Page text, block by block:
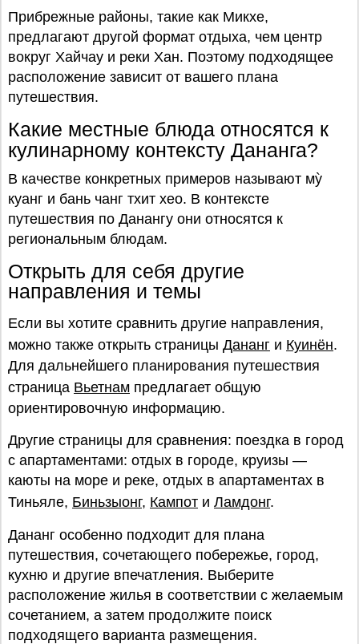
Прибрежные районы, такие как Микхе,
предлагают другой формат отдыха, чем центр
вокруг Хайчау и реки Хан. Поэтому подходящее
расположение зависит от вашего плана
путешествия.
Какие местные блюда относятся к
кулинарному контексту Дананга?
В качестве конкретных примеров называют мỳ
куанг и бань чанг тхит хео. В контексте
путешествия по Данангу они относятся к
региональным блюдам.
Открыть для себя другие
направления и темы
Если вы хотите сравнить другие направления,
можно также открыть страницы Дананг и Куинён.
Для дальнейшего планирования путешествия
страница Вьетнам предлагает общую
ориентировочную информацию.
Другие страницы для сравнения: поездка в город
с апартаментами: отдых в городе, круизы —
каюты на море и реке, отдых в апартаментах в
Тиньяле, Биньзыонг, Кампот и Ламдонг.
Дананг особенно подходит для плана
путешествия, сочетающего побережье, город,
кухню и другие впечатления. Выберите
расположение жилья в соответствии с желаемым
сочетанием, а затем продолжите поиск
подходящего варианта размещения.